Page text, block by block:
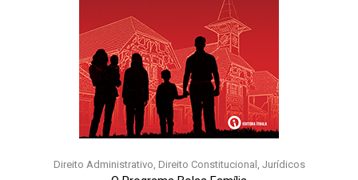
Direito Administrativo, Direito Constitucional , Jurídicos